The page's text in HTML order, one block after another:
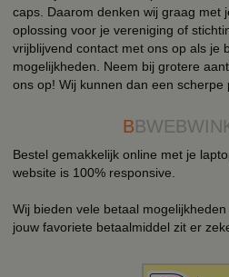
caps. Daarom denken wij graag met
oplossing voor je vereniging of
vrijblijvend contact met ons op als je
mogelijkheden. Neem bij grotere
ons op! Wij kunnen dan een scherpe
B
Bestel gemakkelijk online met je
website is 100% responsive.
Wij bieden vele betaal
jouw favoriete betaalmiddel zit er